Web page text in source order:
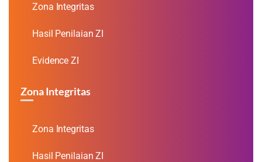
Zona Integritas
Hasil Penilaian ZI
Evidence ZI
Zona Integritas
Zona Integritas
Hasil Penilaian ZI